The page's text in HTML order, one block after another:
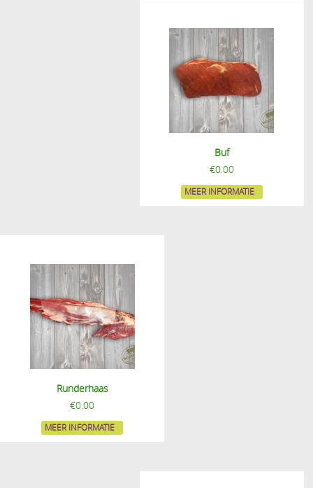
Buf
€0.00
MEER INFORMATIE
Runderhaas
€0.00
MEER INFORMATIE